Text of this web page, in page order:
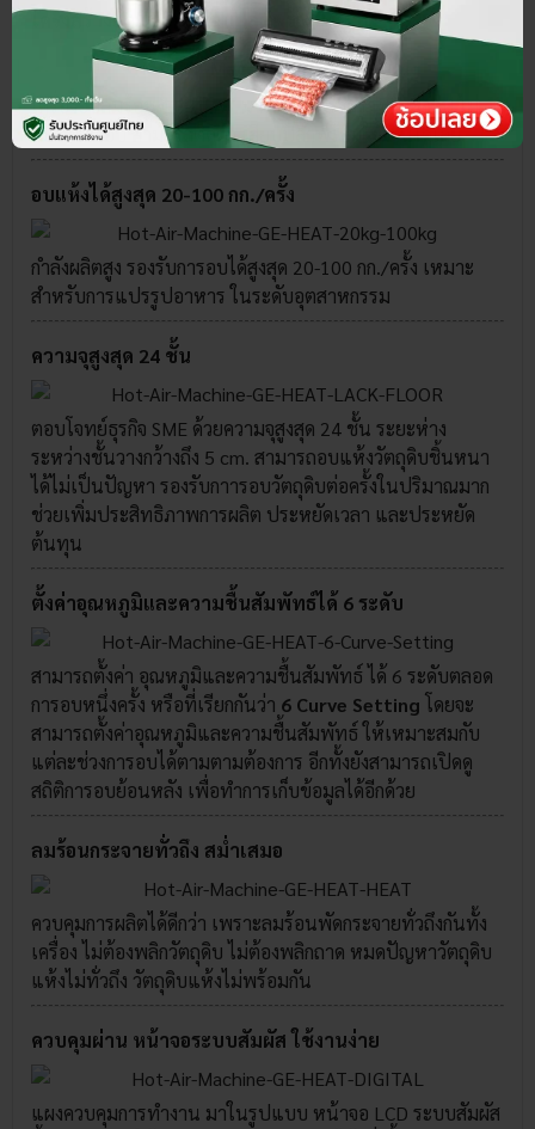
โครงสร้างสำเร็จรูป เสียบปลั๊กพร้อมใช้งาน
เครื่องอบลมร้อน GE-HEAT มาพร้อมโครงสร้างสำเร็จรูป ไม่
ต้องประกอบ สามารถติดตั้ง เสียบปลั๊กพร้อมใช้งานได้เลย
อบแห้งได้สูงสุด 20-100 กก./ครั้ง
กำลังผลิตสูง รองรับการอบได้สูงสุด 20-100 กก./ครั้ง เหมาะ
สำหรับการแปรรูปอาหาร ในระดับอุตสาหกรรม
ความจุสูงสุด 24 ชั้น
ตอบโจทย์ธุรกิจ SME ด้วยความจุสูงสุด 24 ชั้น ระยะห่าง
ระหว่างชั้นวางกว้างถึง 5 cm. สามารถอบแห้งวัตถุดิบชิ้นหนา
ได้ไม่เป็นปัญหา รองรับกาารอบวัตถุดิบต่อครั้งในปริมาณมาก
ช่วยเพิ่มประสิทธิภาพการผลิต ประหยัดเวลา และประหยัด
ต้นทุน
ตั้งค่าอุณหภูมิและความชื้นสัมพัทธ์ได้ 6 ระดับ
สามารถตั้งค่า อุณหภูมิและความชื้นสัมพัทธ์ ได้ 6 ระดับตลอด
การอบหนึ่งครั้ง หรือที่เรียกกันว่า 6 Curve Setting โดยจะ
สามารถตั้งค่าอุณหภูมิและความชื้นสัมพัทธ์ ให้เหมาะสมกับ
แต่ละช่วงการอบได้ตามตามต้องการ อีกทั้งยังสามารถเปิดดู
สถิติการอบย้อนหลัง เพื่อทำการเก็บข้อมูลได้อีกด้วย
ลมร้อนกระจายทั่วถึง สม่ำเสมอ
ควบคุมการผลิตได้ดีกว่า เพราะลมร้อนพัดกระจายทั่วถึงกันทั้ง
เครื่อง ไม่ต้องพลิกวัตถุดิบ ไม่ต้องพลิกถาด หมดปัญหาวัตถุดิบ
แห้งไม่ทั่วถึง วัตถุดิบแห้งไม่พร้อมกัน
ควบคุมผ่าน หน้าจอระบบสัมผัส ใช้งานง่าย
แผงควบคุมการทำงาน มาในรูปแบบ หน้าจอ LCD ระบบสัมผัส